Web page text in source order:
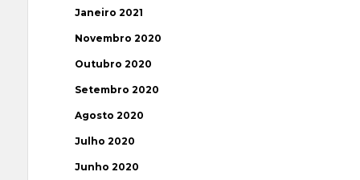
Janeiro 2021
Novembro 2020
Outubro 2020
Setembro 2020
Agosto 2020
Julho 2020
Junho 2020